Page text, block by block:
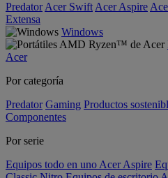
Predator Acer Swift Acer Aspire
Extensa
Windows
Acer
Por categoría
Predator Gaming Productos
Componentes
Por serie
Equipos todo en uno Acer Aspire